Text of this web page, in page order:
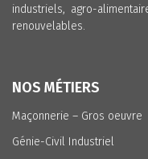
industriels, agro-
renouvelables.
NOS MÉTIERS
Maçonnerie – Gros oeuvre
Génie-Civil Industriel